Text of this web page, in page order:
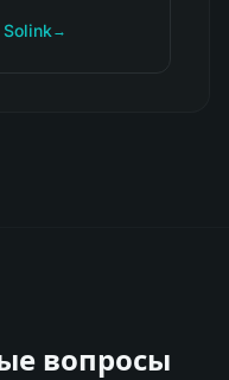
→
вопросы